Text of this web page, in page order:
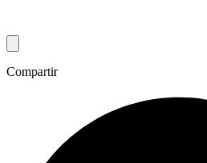
Compartir